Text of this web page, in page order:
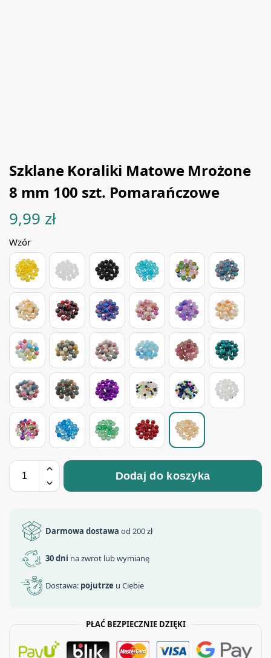
Szklane Koraliki Matowe Mrożone
8 mm 100 szt. Pomarańczowe
9,99 zł
Wzór
Dodaj do koszyka
Darmowa dostawa od 200 zł
30 dni na zwrot lub wymianę
Dostawa: pojutrze u Ciebie
PŁAĆ BEZPIECZNIE DZIĘKI